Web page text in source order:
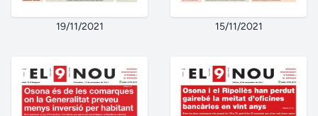
19/11/2021 15/11/2021